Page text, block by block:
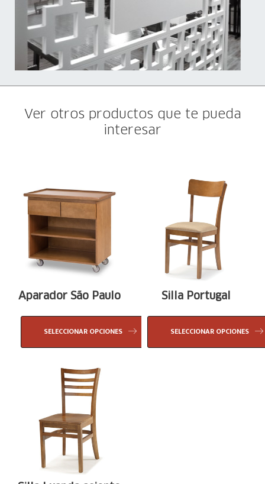
Ver otros productos que te pueda
interesar
Aparador São Paulo
SELECCIONAR OPCIONES
Silla Portugal
SELECCIONAR OPCIONES